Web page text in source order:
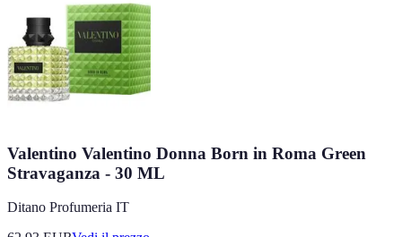
Valentino Valentino Donna Born in Roma Green
Stravaganza - 30 ML
Ditano Profumeria IT